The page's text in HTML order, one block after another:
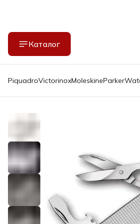
Каталог
PiquadroVictorinoxMoleskineParker